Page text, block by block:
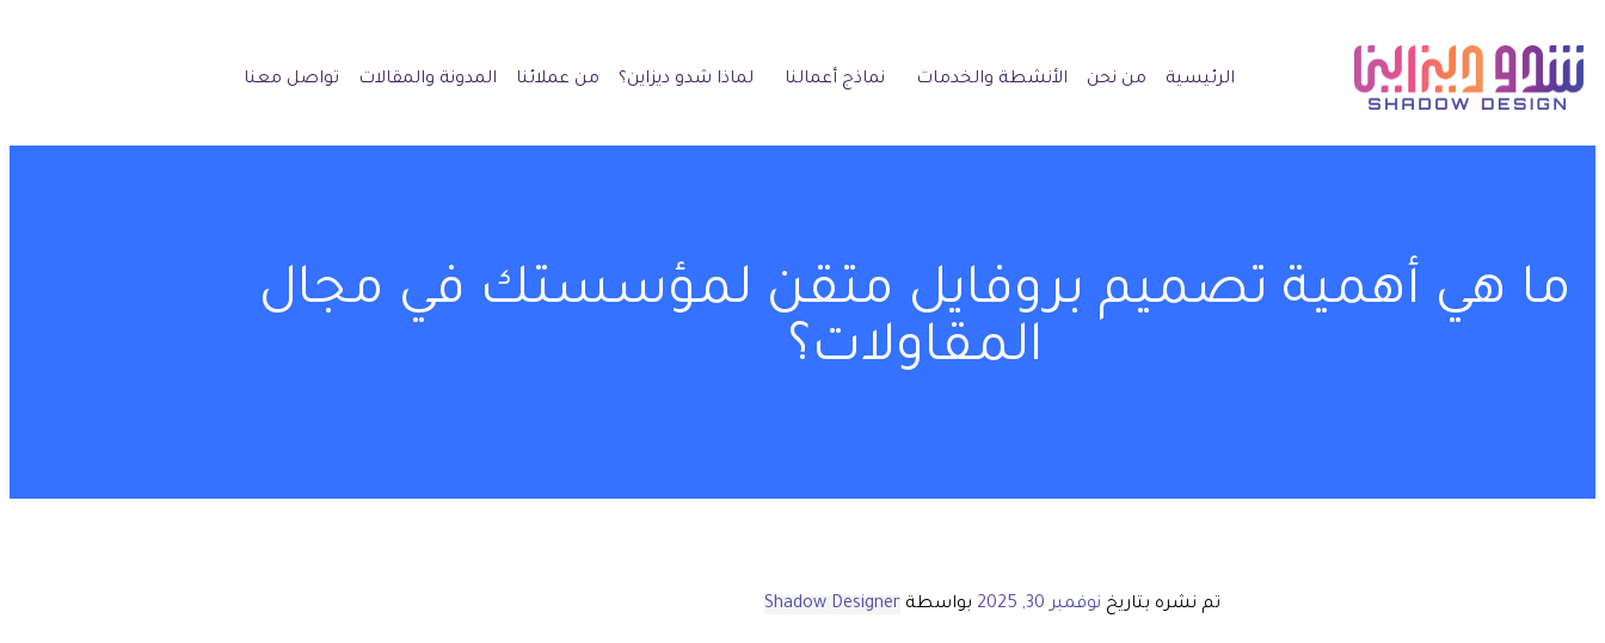
الرئيسية من نحن الأنشطة والخدمات نماذج أعمالنا لماذا شدو ديزاين؟ من عملائنا المدونة والمقالات تواصل معنا
ما هي أهمية تصميم بروفايل متقن لمؤسستك في مجال
المقاولات؟
تم نشره بتاريخ نوفمبر 30, 2025 بواسطة Shadow Designer